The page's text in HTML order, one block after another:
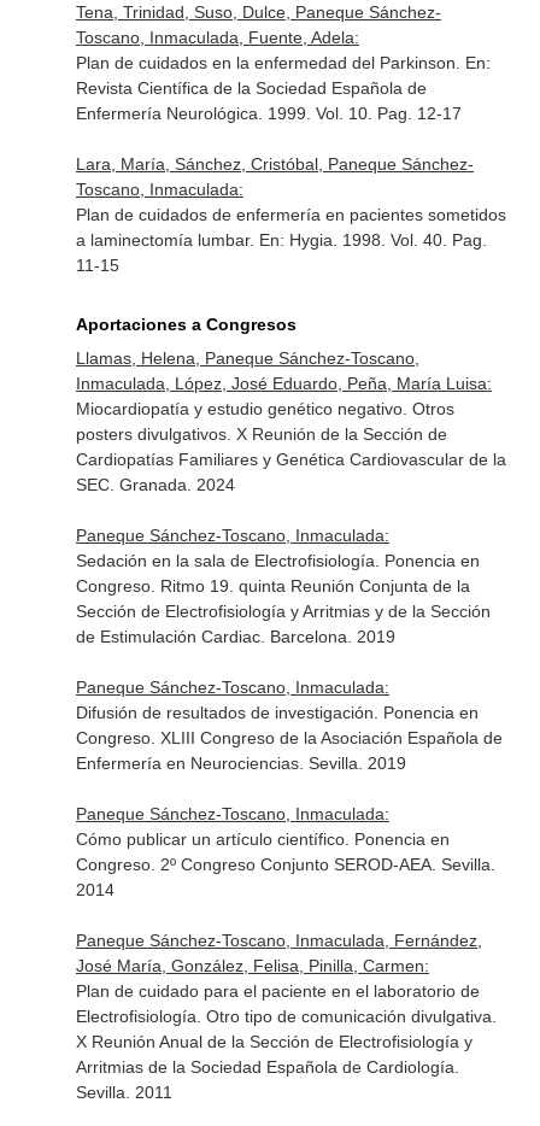
Tena, Trinidad, Suso, Dulce, Paneque Sánchez-
Toscano, Inmaculada, Fuente, Adela:
Plan de cuidados en la enfermedad del Parkinson. En:
Revista Científica de la Sociedad Española de
Enfermería Neurológica . 1999. Vol. 10. Pag. 12-17
Lara, María, Sánchez, Cristóbal, Paneque Sánchez-
Toscano, Inmaculada:
Plan de cuidados de enfermería en pacientes sometidos
a laminectomía lumbar. En: Hygia . 1998. Vol. 40. Pag.
11-15
Aportaciones a Congresos
Llamas, Helena, Paneque Sánchez-Toscano,
Inmaculada, López, José Eduardo, Peña, María Luisa:
Miocardiopatía y estudio genético negativo. Otros
posters divulgativos. X Reunión de la Sección de
Cardiopatías Familiares y Genética Cardiovascular de la
SEC. Granada. 2024
Paneque Sánchez-Toscano, Inmaculada:
Sedación en la sala de Electrofisiología. Ponencia en
Congreso. Ritmo 19. quinta Reunión Conjunta de la
Sección de Electrofisiología y Arritmias y de la Sección
de Estimulación Cardiac. Barcelona. 2019
Paneque Sánchez-Toscano, Inmaculada:
Difusión de resultados de investigación. Ponencia en
Congreso. XLIII Congreso de la Asociación Española de
Enfermería en Neurociencias. Sevilla. 2019
Paneque Sánchez-Toscano, Inmaculada:
Cómo publicar un artículo científico. Ponencia en
Congreso. 2º Congreso Conjunto SEROD-AEA. Sevilla.
2014
Paneque Sánchez-Toscano, Inmaculada, Fernández,
José María, González, Felisa, Pinilla, Carmen:
Plan de cuidado para el paciente en el laboratorio de
Electrofisiología. Otro tipo de comunicación divulgativa.
X Reunión Anual de la Sección de Electrofisiología y
Arritmias de la Sociedad Española de Cardiología.
Sevilla. 2011